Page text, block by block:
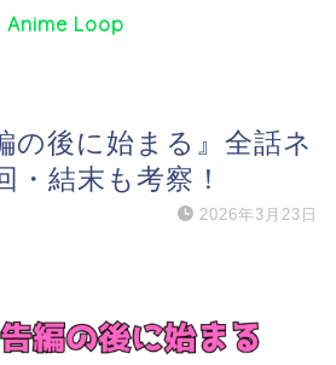
Anime Loop
の後に始まる』全話ネ
・結末も考察！
2026年3月23日